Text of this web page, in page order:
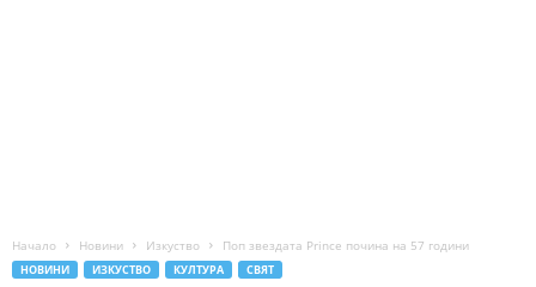
Начало Новини Изкуство Поп звездата Prince почина на 57 години
НОВИНИ ИЗКУСТВО КУЛТУРА СВЯТ